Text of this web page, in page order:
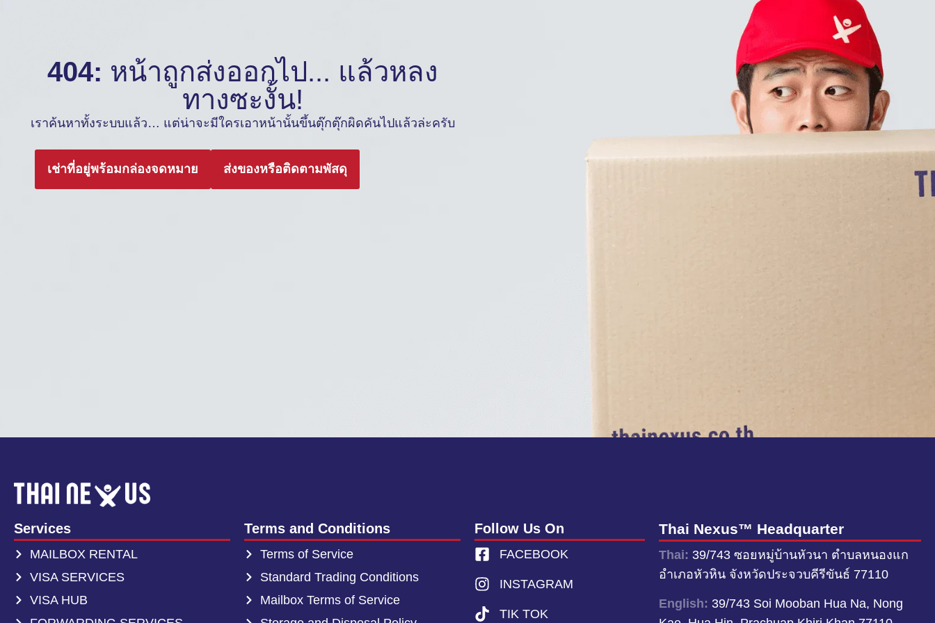
404: หน้าถูกส่งออกไป... แล้วหลง
ทางซะงั้น!
เราค้นหาทั้งระบบแล้ว… แต่น่าจะมีใครเอาหน้านั้นขึ้นตุ๊กตุ๊กผิดคันไปแล้วล่ะครับ
เช่าที่อยู่พร้อมกล่องจดหมาย ส่งของหรือติดตามพัสดุ
Services
MAILBOX RENTAL
VISA SERVICES
VISA HUB
Terms and Conditions
Terms of Service
Standard Trading Conditions
Mailbox Terms of Service
Follow Us On
FACEBOOK
INSTAGRAM
TIK TOK
Thai Nexus™ Headquarter
Thai: 39/743 ซอยหมู่บ้านหัวนา ตำบลหนองแก
อำเภอหัวหิน จังหวัดประจวบคีรีขันธ์ 77110
English: 39/743 Soi Mooban Hua Na, Nong